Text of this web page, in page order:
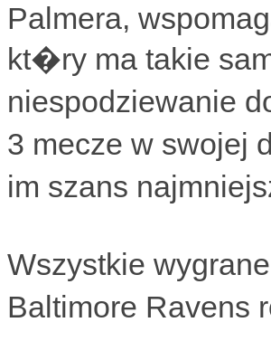
Palmera,
kt�ry ma takie
niespodziewanie
3 mecze w
im szans
Wszystkie
Baltimore